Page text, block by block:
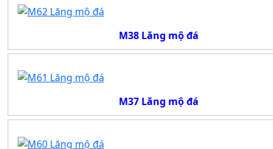
M38 Lăng mộ đá
M37 Lăng mộ đá